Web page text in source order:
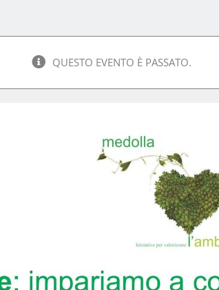
QUESTO EVENTO È PASSATO.